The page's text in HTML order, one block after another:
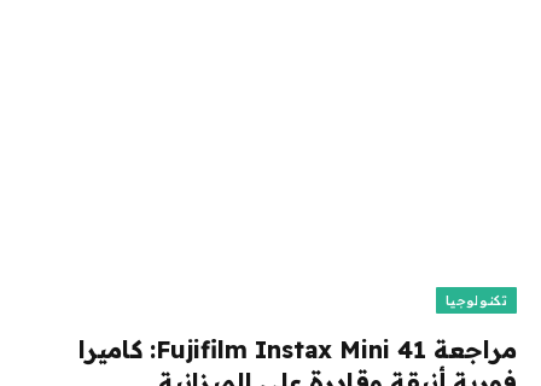
تكنولوجيا
مراجعة Fujifilm Instax Mini 41: كاميرا